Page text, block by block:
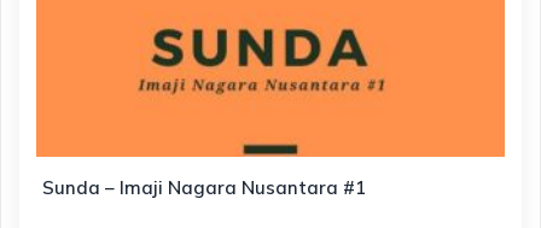
Sunda – Imaji Nagara Nusantara #1